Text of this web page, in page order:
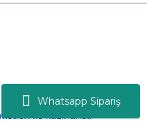
Whatsapp Sipariş
Tüm hakları saklıdır.